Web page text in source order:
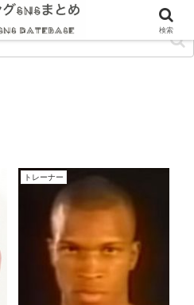
トレーナー
検索